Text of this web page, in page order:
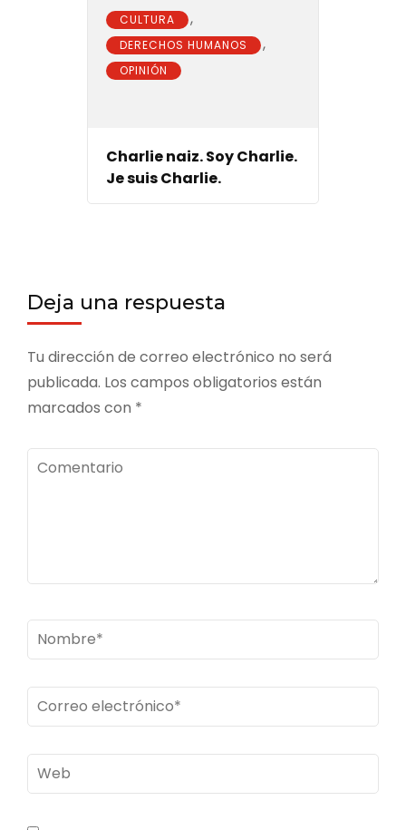
CULTURA ,
DERECHOS HUMANOS ,
OPINIÓN
Charlie naiz. Soy Charlie.
Je suis Charlie.
Deja una respuesta
Tu dirección de correo electrónico no será
publicada. Los campos obligatorios están
marcados con *
Comentario
Nombre*
Correo
electrónico*
Web